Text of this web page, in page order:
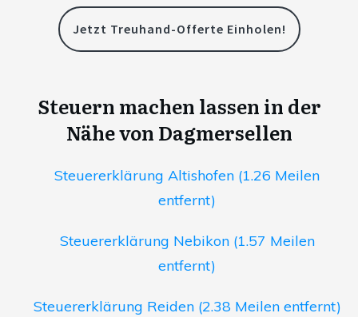
Jetzt Treuhand-Offerte Einholen!
Steuern machen lassen in der
Nähe von Dagmersellen
Steuererklärung Altishofen (1.26 Meilen
entfernt)
Steuererklärung Nebikon (1.57 Meilen
entfernt)
Steuererklärung Reiden (2.38 Meilen entfernt)